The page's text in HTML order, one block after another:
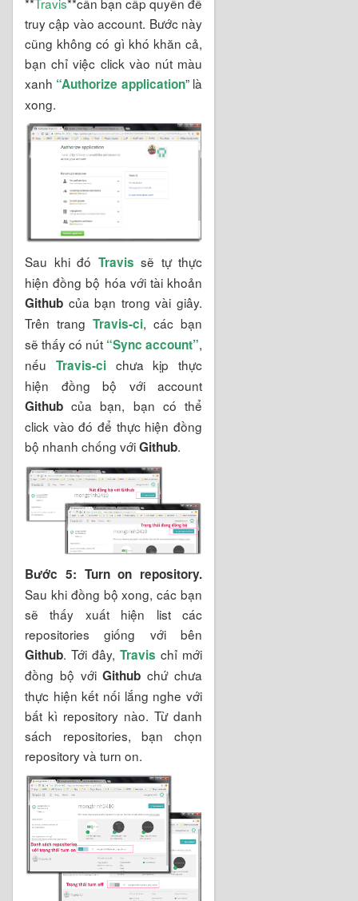
truy cập vào account. Bước này
cũng không có gì khó khăn cả,
bạn chỉ việc click vào nút màu
xanh “Authorize application” là
xong.
Sau khi đó Travis sẽ tự thực
hiện đồng bộ hóa với tài khoản
Github của bạn trong vài giây.
Trên trang Travis-ci, các bạn
sẽ thấy có nút “Sync account”,
nếu Travis-cichưa kịp thực
hiện đồng bộ với account
Github của bạn, bạn có thể
click vào đó để thực hiện đồng
bộ nhanh chống vớiGithub.
Bước 5: Turn on repository.
Sau khi đồng bộ xong, các bạn
sẽ thấy xuất hiện list các
repositories giống với bên
Github. Tới đây, Travis chỉ mới
đồng bộ vớiGithub chứ chưa
thực hiện kết nối lắng nghe với
bất kì repository nào. Từ danh
sách repositories, bạn chọn
repository và turn on.